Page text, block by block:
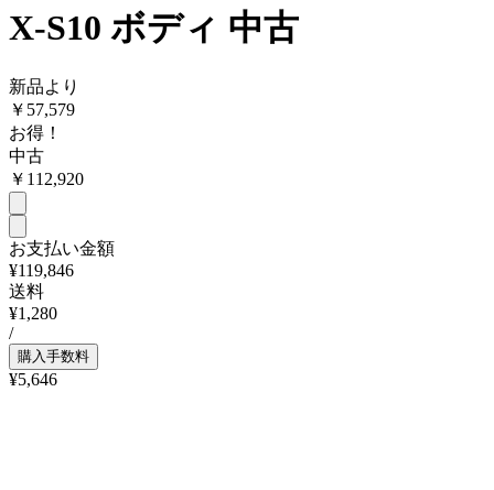
X-S10 ボディ 中古
新品より
￥ 57,579
お得！
中古
￥ 112,920
お支払い金額
¥119,846
送料
¥1,280
/
購入手数料
¥5,646